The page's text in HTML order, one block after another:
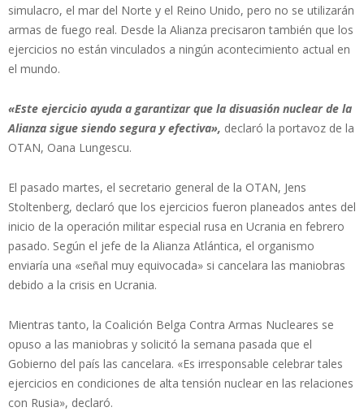
simulacro, el mar del Norte y el Reino Unido, pero no se utilizarán
armas de fuego real. Desde la Alianza precisaron también que los
ejercicios no están vinculados a ningún acontecimiento actual en
el mundo.
«Este ejercicio ayuda a garantizar que la disuasión nuclear de la
Alianza sigue siendo segura y efectiva», declaró la portavoz de la
OTAN, Oana Lungescu.
El pasado martes, el secretario general de la OTAN, Jens
Stoltenberg, declaró que los ejercicios fueron planeados antes del
inicio de la operación militar especial rusa en Ucrania en febrero
pasado. Según el jefe de la Alianza Atlántica, el organismo
enviaría una «señal muy equivocada» si cancelara las maniobras
debido a la crisis en Ucrania.
Mientras tanto, la Coalición Belga Contra Armas Nucleares se
opuso a las maniobras y solicitó la semana pasada que el
Gobierno del país las cancelara. «Es irresponsable celebrar tales
ejercicios en condiciones de alta tensión nuclear en las relaciones
con Rusia», declaró.